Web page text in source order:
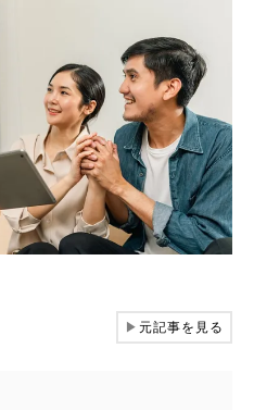
▶元記事を見る